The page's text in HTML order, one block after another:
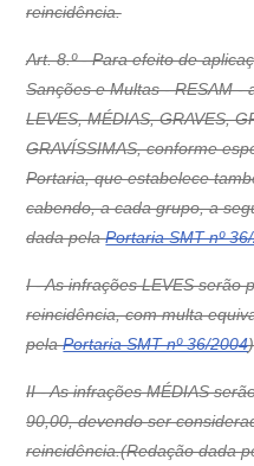
reincidência.
Art. 8.º - Para efeito de
Sanções e Multas - RESAM -
LEVES, MÉDIAS, GRAVES,
GRAVÍSSIMAS, conforme
Portaria, que estabelece
cabendo, a cada grupo, a
dada pelaPortaria SMT nº
I - As infrações LEVES serão
reincidência, com multa
pelaPortaria SMT nº 36/2004)
II - As infrações MÉDIAS
90,00, devendo ser
reincidência.(Redação dada